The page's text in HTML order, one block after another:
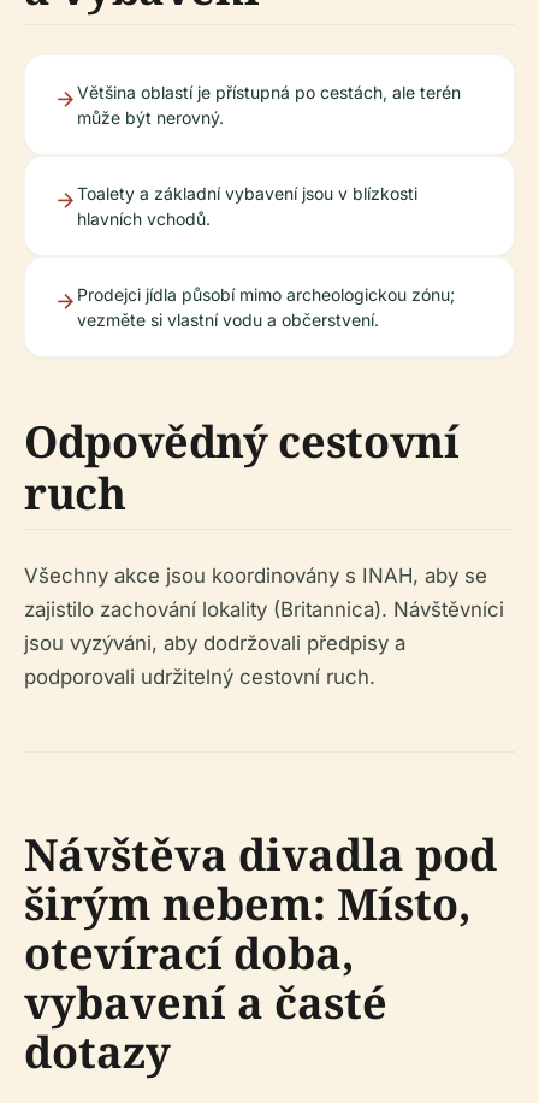
Většina oblastí je přístupná po cestách, ale terén
může být nerovný.
Toalety a základní vybavení jsou v blízkosti
hlavních vchodů.
Prodejci jídla působí mimo archeologickou zónu;
vezměte si vlastní vodu a občerstvení.
Odpovědný cestovní
ruch
Všechny akce jsou koordinovány s INAH, aby se
zajistilo zachování lokality (Britannica). Návštěvníci
jsou vyzýváni, aby dodržovali předpisy a
podporovali udržitelný cestovní ruch.
Návštěva divadla pod
širým nebem: Místo,
otevírací doba,
vybavení a časté
dotazy